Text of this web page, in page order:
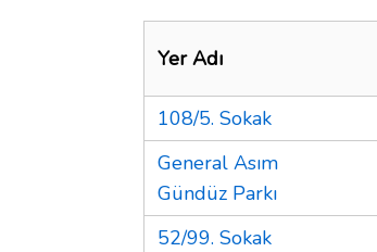
Yer Adı
108/5. Sokak
General Asım
Gündüz Parkı
52/99. Sokak